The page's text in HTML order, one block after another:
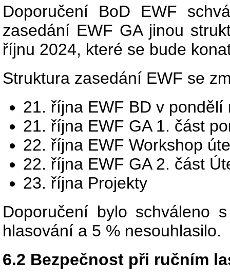
Doporučení BoD EWF
zasedání EWF GA jinou
říjnu 2024, které se bude
Struktura zasedání EWF se
21. října EWF BD v pondělí
21. října EWF GA 1. část
22. října EWF Workshop
22. října EWF GA 2. část
23. října Projekty
Doporučení bylo schváleno
hlasování a 5 % nesouhlasilo.
6.2 Bezpečnost při ručním